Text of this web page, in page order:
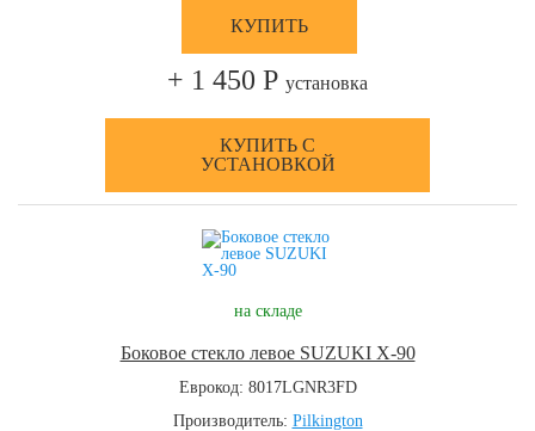
КУПИТЬ
+ 1 450 Р установка
КУПИТЬ С
УСТАНОВКОЙ
на складе
Боковое стекло левое SUZUKI X-90
Еврокод: 8017LGNR3FD
Производитель: Pilkington